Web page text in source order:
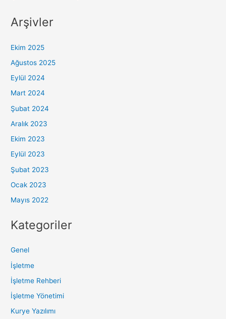
Arşivler
Ekim 2025
Ağustos 2025
Eylül 2024
Mart 2024
Şubat 2024
Aralık 2023
Ekim 2023
Eylül 2023
Şubat 2023
Ocak 2023
Mayıs 2022
Kategoriler
Genel
İşletme
İşletme Rehberi
İşletme Yönetimi
Kurye Yazılımı